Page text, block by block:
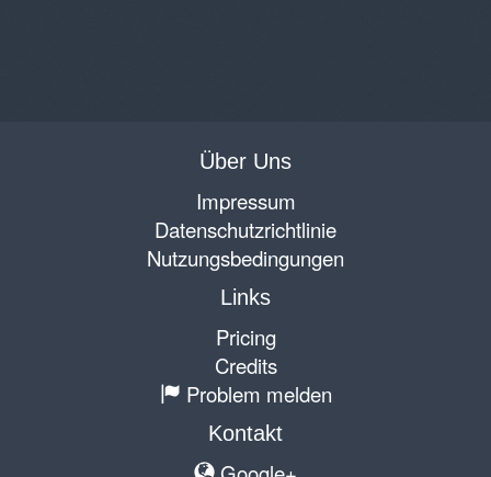
Über Uns
Impressum
Datenschutzrichtlinie
Nutzungsbedingungen
Links
Pricing
Credits
Problem melden
Kontakt